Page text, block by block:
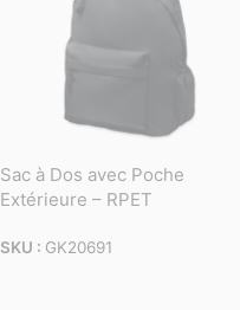
Sac à Dos avec Poche
Extérieure – RPET
SKU : GK20691